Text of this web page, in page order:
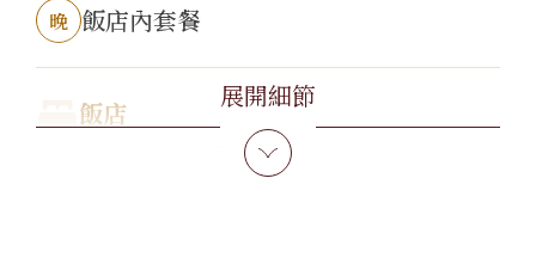
晚 飯店內套餐
飯店
Hyatt Regency Cairo West
展開細節